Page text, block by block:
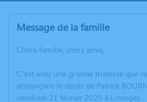
Message de la famille
Chère famille, chers amis,
C’est avec une grande tristesse que
annonçons le décès de Patrick
vendredi 21 février 2025 à Limoges.